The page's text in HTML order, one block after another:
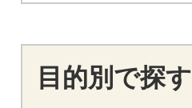
目的別で探す